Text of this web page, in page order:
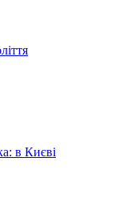
в Києві